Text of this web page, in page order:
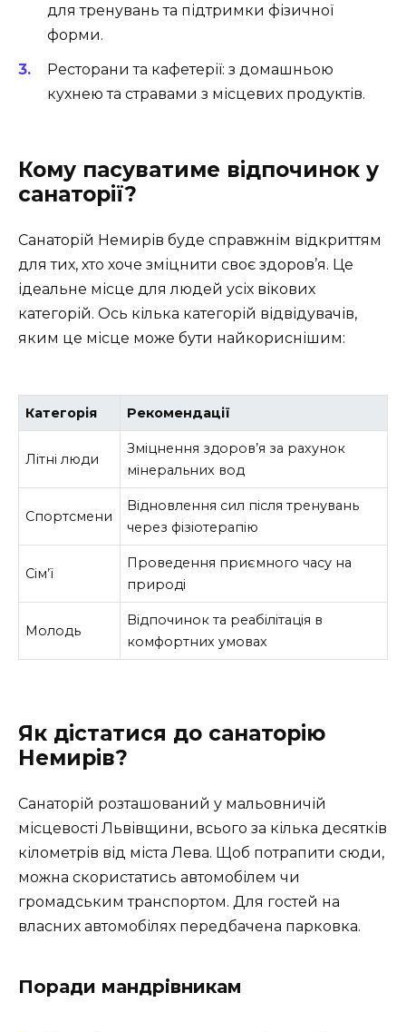
для тренувань та підтримки фізичної
форми.
Ресторани та кафетерії: з домашньою
кухнею та стравами з місцевих продуктів.
Кому пасуватиме відпочинок у
санаторії?
Санаторій Немирів буде справжнім відкриттям
для тих, хто хоче зміцнити своє здоров’я. Це
ідеальне місце для людей усіх вікових
категорій. Ось кілька категорій відвідувачів,
яким це місце може бути найкориснішим:
Категорія Рекомендації
Літні люди
Зміцнення здоров’я за рахунок
мінеральних вод
Спортсмени
Відновлення сил після тренувань
через фізіотерапію
Сім’ї
Проведення приємного часу на
природі
Молодь
Відпочинок та реабілітація в
комфортних умовах
Як дістатися до санаторію
Немирів?
Санаторій розташований у мальовничій
місцевості Львівщини, всього за кілька десятків
кілометрів від міста Лева. Щоб потрапити сюди,
можна скористатись автомобілем чи
громадським транспортом. Для гостей на
власних автомобілях передбачена парковка.
Поради мандрівникам